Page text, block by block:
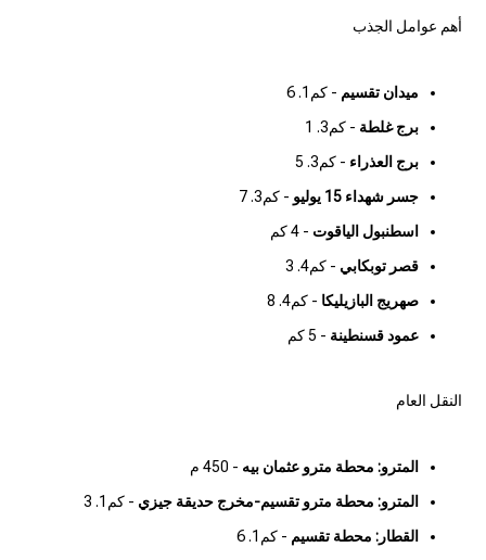
أهم عوامل الجذب
ميدان تقسيم - كم1. 6
برج غلطة - كم3. 1
برج العذراء - كم3. 5
جسر شهداء 15 يوليو
- كم3. 7
اسطنبول الياقوت - 4 كم
قصر توبكابي - كم4. 3
صهريج البازيليكا - كم4. 8
عمود قسنطينة - 5 كم
النقل العام
المترو: محطة مترو عثمان بيه - 450 م
المترو: محطة مترو تقسيم-مخرج حديقة جيزي - كم1. 3
القطار: محطة تقسيم - كم1. 6